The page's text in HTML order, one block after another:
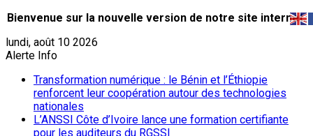
Bienvenue sur la nouvelle version de notre site internet.
lundi, août 10 2026
Alerte Info
Transformation numérique : le Bénin et l’Éthiopie
renforcent leur coopération autour des technologies
nationales
L’ANSSI Côte d’Ivoire lance une formation certifiante
pour les auditeurs du RGSSI